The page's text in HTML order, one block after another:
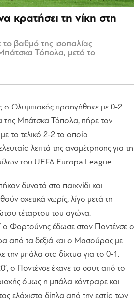
κρατήσει τη νίκη στη
βαθμό της ισοπαλίας
Τόπολα, μετά το
ο Ολυμπιακός προηγήθηκε με 0-2
της Μπάτσκα Τόπολα, πήρε τον
το τελικό 2-2 το οποίο
λεπτά της αναμέτρησης για τη
του UEFA Europa League.
δυνατά στο παιχνίδι και
σχετικά νωρίς, λίγο μετά τη
τέταρτου του αγώνα.
ο Φορτούνης έδωσε στον Ποντένσε ο
από τα δεξιά και ο Μασούρας με
την μπάλα στα δίχτυα για το 0-1.
ο Ποντένσε έκανε το σουτ από το
όμως η μπάλα κόντραρε και
ελάχιστα δίπλα από την εστία των